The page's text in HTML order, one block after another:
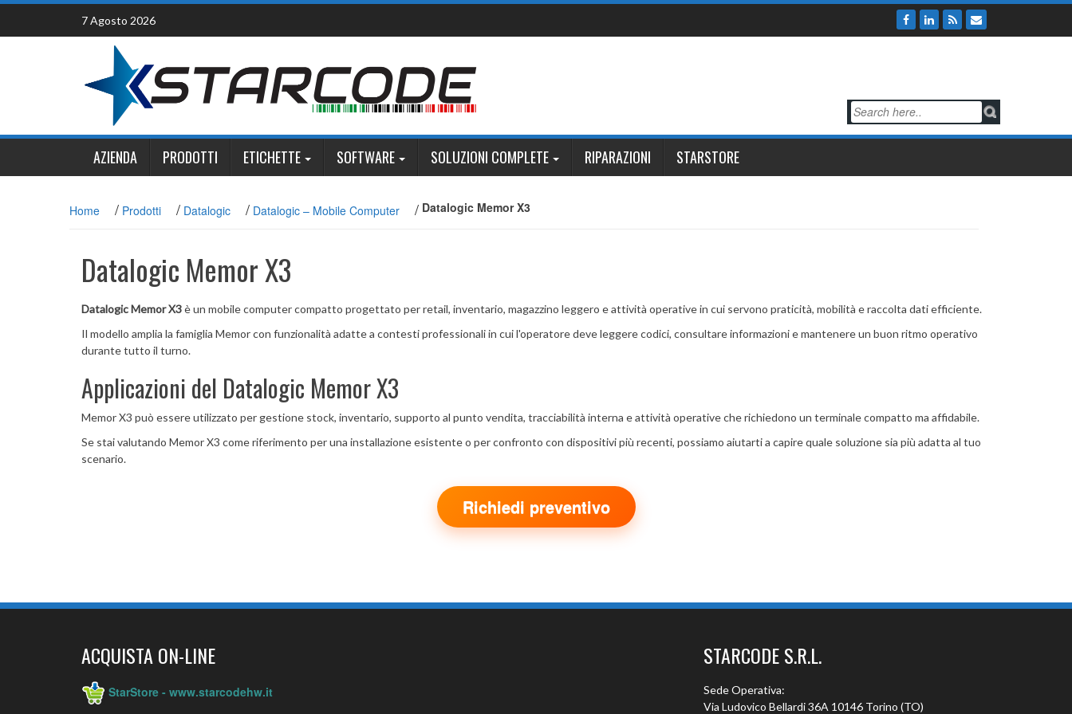
Skip
content
7 Agosto 2026
AZIENDA PRODOTTI ETICHETTE SOFTWARE SOLUZIONI COMPLETE RIPARAZIONI STARSTORE
Home / Prodotti / Datalogic / Datalogic – Mobile Computer / Datalogic Memor X3
Datalogic Memor X3
Datalogic Memor X3è un mobile computer compatto progettato per retail, inventario, magazzino leggero e attività operative in cui servono praticità, mobilità e raccolta dati efficiente.
Il modello amplia la famiglia Memor con funzionalità adatte a contesti professionali in cui l'operatore deve leggere codici, consultare informazioni e mantenere un buon ritmo operativo
durante tutto il turno.
Applicazioni del Datalogic Memor X3
Memor X3 può essere utilizzato per gestione stock, inventario, supporto al punto vendita, tracciabilità interna e attività operative che richiedono un terminale compatto ma affidabile.
Se stai valutando Memor X3 come riferimento per una installazione esistente o per confronto con dispositivi più recenti, possiamo aiutarti a capire quale soluzione sia più adatta al tuo
scenario.
Richiedi preventivo
ACQUISTA ON-LINE
StarStore - www.starcodehw.it
STARCODE S.R.L.
Sede Operativa:
Via Ludovico Bellardi 36A 10146 Torino (TO)